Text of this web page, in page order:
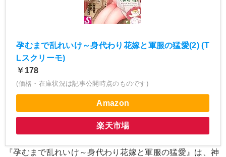
孕むまで乱れいけ～身代わり花嫁と軍服の猛愛(2) (T
Lスクリーモ)
￥178
(価格・在庫状況は記事公開時点のものです)
Amazon
楽天市場
『孕むまで乱れいけ～身代わり花嫁と軍服の猛愛』は、神